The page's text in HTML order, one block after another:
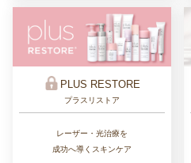
PLUS RESTORE
プラスリストア
レーザー・光治療を
成功へ導くスキンケア